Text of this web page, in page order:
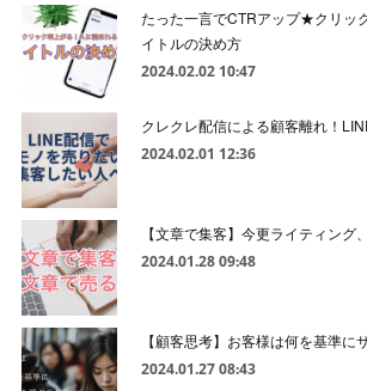
たった一言でCTRアップ★クリッ
イトルの決め方
2024.02.02 10:47
クレクレ配信による顧客離れ！
2024.02.01 12:36
【文章で集客】今更ライティング
2024.01.28 09:48
【顧客思考】お客様は何を基準に
2024.01.27 08:43